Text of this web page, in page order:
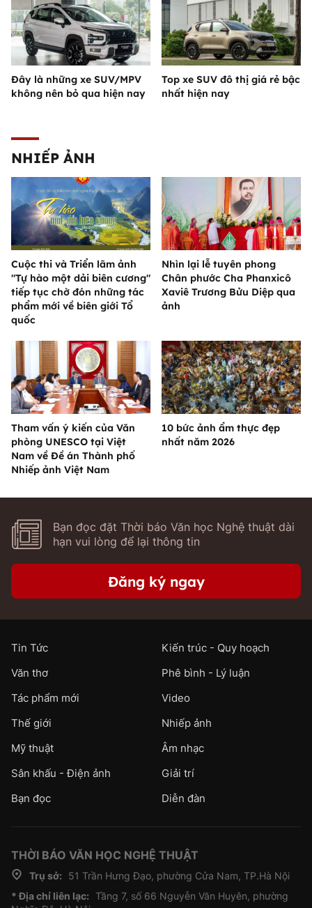
Đây là những xe SUV/MPV
không nên bỏ qua hiện nay
Top xe SUV đô thị giá rẻ bậc
nhất hiện nay
NHIẾP ẢNH
Cuộc thi và Triển lãm ảnh
"Tự hào một dải biên cương"
tiếp tục chờ đón những tác
phẩm mới về biên giới Tổ
quốc
Nhìn lại lễ tuyên phong
Chân phước Cha Phanxicô
Xaviê Trương Bửu Diệp qua
ảnh
Tham vấn ý kiến của Văn
phòng UNESCO tại Việt
Nam về Đề án Thành phố
Nhiếp ảnh Việt Nam
10 bức ảnh ẩm thực đẹp
nhất năm 2026
Bạn đọc đặt Thời báo Văn học Nghệ thuật dài
hạn vui lòng để lại thông tin
Đăng ký ngay
Tin Tức
Kiến trúc - Quy hoạch
Văn thơ
Phê bình - Lý luận
Tác phẩm mới
Video
Thế giới
Nhiếp ảnh
Mỹ thuật
Âm nhạc
Sân khấu - Điện ảnh
Giải trí
Bạn đọc
Diễn đàn
THỜI BÁO VĂN HỌC NGHỆ THUẬT
Trụ sở:
51 Trần Hưng Đạo, phường Cửa Nam, TP.Hà Nội
* Địa chỉ liên lạc: Tầng 7, số 66 Nguyễn Văn Huyên, phường